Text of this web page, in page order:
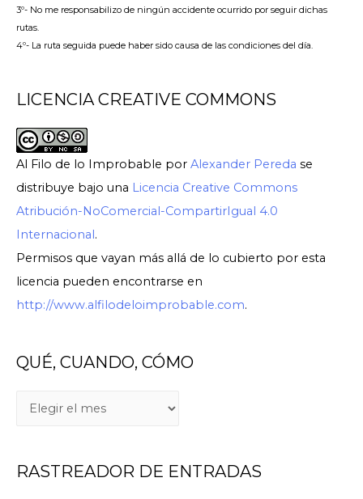
3º- No me responsabilizo de ningún accidente ocurrido por seguir dichas
rutas.
4º- La ruta seguida puede haber sido causa de las condiciones del día.
LICENCIA CREATIVE COMMONS
Al Filo de lo Improbable por Alexander Pereda se
distribuye bajo una Licencia Creative Commons
Atribución-NoComercial-CompartirIgual 4.0
Internacional.
Permisos que vayan más allá de lo cubierto por esta
licencia pueden encontrarse en
http://www.alfilodeloimprobable.com.
QUÉ, CUANDO, CÓMO
RASTREADOR DE ENTRADAS